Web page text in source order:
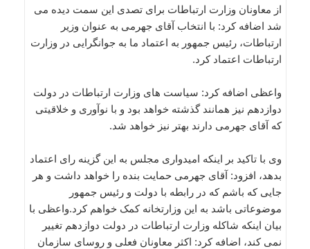
از معاونان وزارت ارتباطات برای تصدی این سمت دیده می
شد اضافه کرد: با انتخاب آقای جهرمی به عنوان وزیر
ارتباطات، رئیس جمهور به اعتماد ما به جوانگرایی در وزارت
ارتباطات اعتماد کرد.
واعظی اضافه کرد: سیاست های وزارت ارتباطات در دولت
دوازدهم نیز همانند گذشته خواهد بود و با نوآوری و خلاقیتی
که آقای جهرمی دارند بهتر نیز خواهد شد.
وی با تاکید بر اینکه امیدواری مجلس به این گزینه رای اعتماد
بدهد، افزود: آقای جهرمی حمایت بنده را خواهد داشت و هر
جایی که باشم که در رابطه با دولت و رئیس جمهور
موضوعاتی باشد به این وزارتخانه کمک خواهم کرد.واعظی با
بیان اینکه شاکله وزارت ارتباطات در دولت دوازدهم تغییر
نمی کند، اضافه کرد: اکثر معاونان فعلی و روسای سازمان